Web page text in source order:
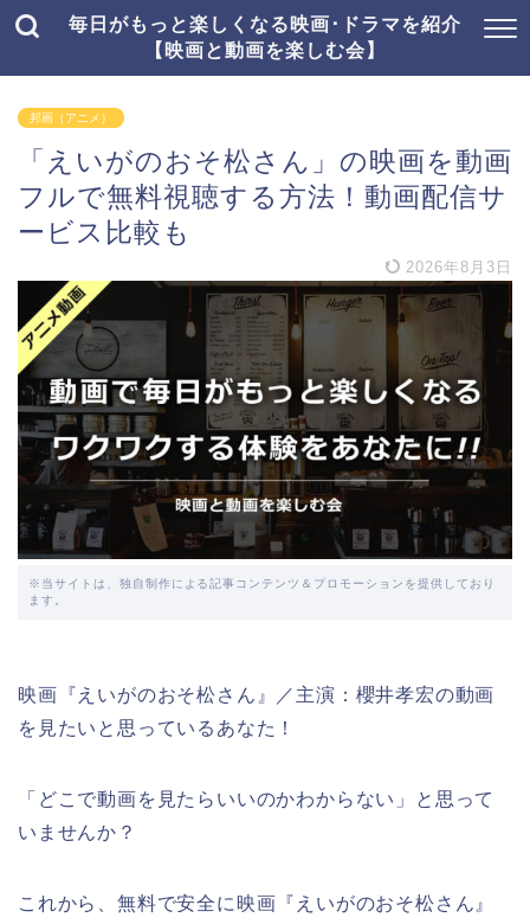
毎日がもっと楽しくなる映画･ドラマを紹介
【映画と動画を楽しむ会】
邦画（アニメ）
「えいがのおそ松さん」の映画を動画
フルで無料視聴する方法！動画配信サ
ービス比較も
2026年8月3日
※当サイトは、独自制作による記事コンテンツ＆プロモーションを提供しており
ます。
映画『えいがのおそ松さん』／主演：櫻井孝宏の動画
を見たいと思っているあなた！
「どこで動画を見たらいいのかわからない」と思って
いませんか？
これから、無料で安全に映画『えいがのおそ松さん』